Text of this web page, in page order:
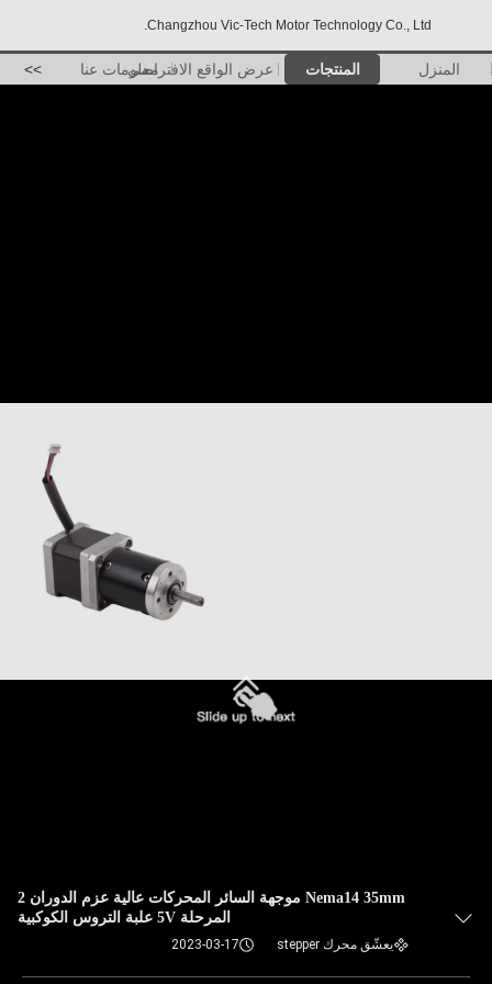
Changzhou Vic-Tech Motor Technology Co., Ltd.
المنزل المنتجات عرض الواقع الافتراضيمعلومات عنا >>
Nema14 35mm موجهة السائر المحركات عالية عزم الدوران 2
المرحلة 5V علبة التروس الكوكبية
يعشّق محرك stepper 2023-03-17